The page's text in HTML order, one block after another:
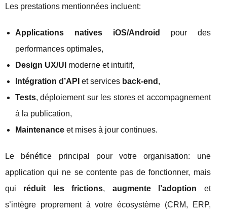
Les prestations mentionnées incluent:
Applications natives iOS/Android
pour des
performances optimales,
Design UX/UI moderne et intuitif,
Intégration d’API et services back-end ,
Tests, déploiement sur les stores et accompagnement
à la publication,
Maintenance et mises à jour continues.
Le bénéfice principal pour votre organisation: une
application qui ne se contente pas de fonctionner, mais
qui réduit les frictions, augmente l’adoption et
s’intègre proprement à votre écosystème (CRM, ERP,